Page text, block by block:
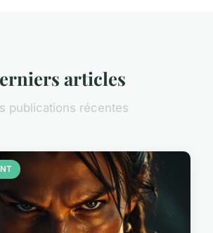
articles
publications récentes